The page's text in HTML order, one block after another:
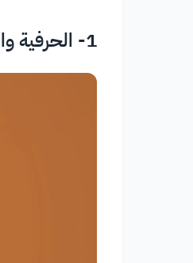
1- الحرفية والشغف: كن أروع من أن يتجاهلوك